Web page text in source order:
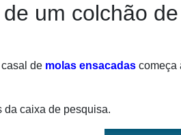
um colchão
de molas ensacadas começa
da caixa de pesquisa.